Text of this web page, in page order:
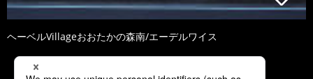
ヘーベルVillageおおたかの森南/エーデルワイス